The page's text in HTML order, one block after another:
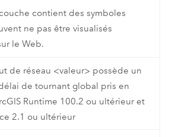
contient des symboles
ne pas être visualisés
le Web.
de réseau <valeur> possède un
de tournant global pris en
Runtime 100.2 ou ultérieur et
2.1 ou ultérieur